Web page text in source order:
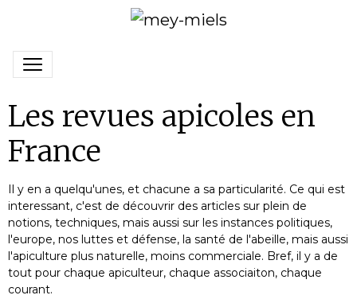
Les revues apicoles en
France
Il y en a quelqu'unes, et chacune a sa particularité. Ce qui est
interessant, c'est de découvrir des articles sur plein de
notions, techniques, mais aussi sur les instances politiques,
l'europe, nos luttes et défense, la santé de l'abeille, mais aussi
l'apiculture plus naturelle, moins commerciale. Bref, il y a de
tout pour chaque apiculteur, chaque associaiton, chaque
courant.